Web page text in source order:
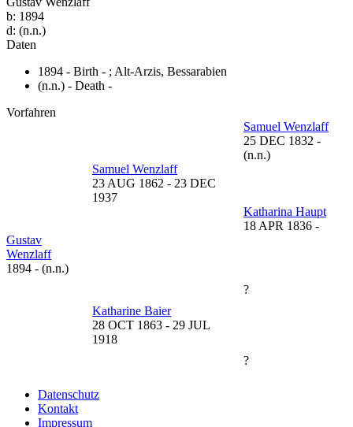
b: 1894
d: (n.n.)
Daten
1894 - Birth - ; Alt-Arzis, Bessarabien
(n.n.) - Death -
Vorfahren
Samuel Wenzlaff
25 DEC 1832 -
(n.n.)
Samuel Wenzlaff
23 AUG 1862 - 23 DEC
1937
Katharina Haupt
18 APR 1836 -
Gustav
Wenzlaff
1894 - (n.n.)
?
Katharine Baier
28 OCT 1863 - 29 JUL
1918
?
Datenschutz
Kontakt
Impressum